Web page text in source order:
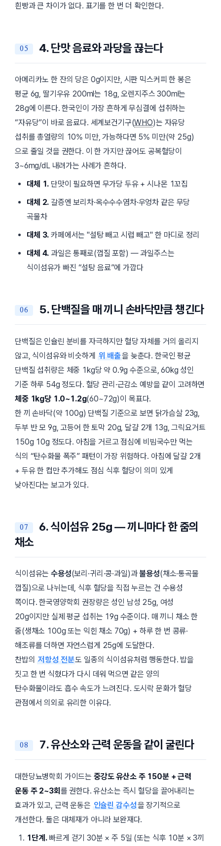
흰빵과 큰 차이가 없다. 표기를 한 번 더 확인한다.
4. 단맛 음료와 과당을 끊는다
아메리카노 한 잔의 당은 0g이지만, 시판 믹스커피 한 봉은
평균 6g, 딸기우유 200ml는 18g,오렌지주스 300ml는
28g에 이른다. 한국인이 가장 흔하게 무심결에 섭취하는
“자유당”이 바로 음료다. 세계보건기구(WHO)는 자유당
섭취를 총열량의 10% 미만, 가능하다면 5% 미만(약 25g)
으로 줄일 것을 권한다. 이 한 가지만 끊어도 공복혈당이
3~6mg/dL 내려가는 사례가 흔하다.
대체 1. 단맛이 필요하면 무가당 두유 + 시나몬 1꼬집
대체 2. 갈증엔 보리차·옥수수수염차·우엉차 같은 무당
곡물차
대체 3. 카페에서는 설탕 빼고 시럽 빼고 한 마디로 정리
대체 4. 과일은 통째로(껍질 포함) — 과일주스는
식이섬유가 빠진 “설탕 음료”에 가깝다
5. 단백질을 매 끼니 손바닥만큼 챙긴다
단백질은 인슐린 분비를 자극하지만 혈당 자체를 거의 올리지
않고, 식이섬유와 비슷하게 위 배출을 늦춘다. 한국인 평균
단백질 섭취량은 체중 1kg당 약 0.9g 수준으로, 60kg 성인
기준 하루 54g 정도다. 혈당 관리·근감소 예방을 같이 고려하면
체중 1kg당 1.0~1.2g(60~72g)이 목표다.
한 끼 손바닥(약 100g) 단백질 기준으로 보면 닭가슴살23g,
두부 반 모 9g, 고등어 한 토막20g, 달걀 2개 13g,그릭요거트
150g 10g 정도다. 아침을 거르고 점심에 비빔국수만 먹는
식의 “탄수화물 폭주” 패턴이 가장 위험하다. 아침에 달걀 2개
+ 두유 한 컵만 추가해도 점심 식후 혈당이 의미 있게
낮아진다는 보고가 있다.
6. 식이섬유 25g — 끼니마다 한 줌의
채소
식이섬유는수용성(보리·귀리·콩·과일)과불용성(채소·통곡물
껍질)으로 나뉘는데, 식후 혈당을 직접 누르는 건 수용성
쪽이다. 한국영양학회 권장량은 성인 남성 25g, 여성
20g이지만 실제 평균 섭취는 19g 수준이다. 매 끼니 채소 한
줌(생채소 100g 또는 익힌 채소 70g) + 하루 한 번 콩류·
해조류를 더하면 자연스럽게 25g에 도달한다.
찬밥의 저항성 전분도 일종의 식이섬유처럼 행동한다. 밥을
짓고 한 번 식혔다가 다시 데워 먹으면 같은 양의
탄수화물이라도 흡수 속도가 느려진다. 도시락 문화가 혈당
관점에서 의외로 유리한 이유다.
7. 유산소와 근력 운동을 같이 굴린다
대한당뇨병학회 가이드는 중강도 유산소 주 150분 + 근력
운동 주 2~3회 를 권한다. 유산소는 즉시 혈당을 끌어내리는
효과가 있고, 근력 운동은 인슐린 감수성을 장기적으로
개선한다. 둘은 대체재가 아니라 보완재다.
1단계.빠르게 걷기 30분 × 주 5일 (또는 식후 10분 × 3끼